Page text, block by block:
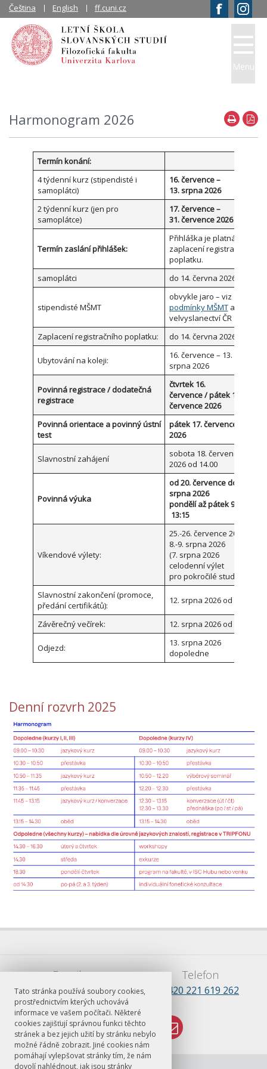
Tato stránka používá soubory cookies,
prostřednictvím kterých uchovává
informace ve vašem počítači. Některé
cookies zajišťují správnou funkci těchto
stránek a bez jejich užití by stránku nebylo
možné řádně zobrazit. Jiné cookies nám
pomáhají vylepšovat stránky tím, že nám
dovolí nahlédnout, jak jsou stránky
Harmonogram 2026
Termín konání:
4 týdenní kurz (stipendisté i
samoplátci)
16. července –
13. srpna 2026
2 týdenní kurz (jen pro
samoplátce)
17. července –
31. července 2026
Termín zaslání přihlášek:
Přihláška je platná po
zaplacení registračního
poplatku.
samoplátci
do 14. června 2026
stipendisté MŠMT
obvykle jaro – viz
podmínky MŠMTa
velvyslanectví ČR
Zaplacení registračního poplatku:
do 14. června 2026
Ubytování na koleji:
16. července – 13.
srpna 2026
Povinná registrace / dodatečná
registrace
čtvrtek 16.
července / pátek 17.
července 2026
Povinná orientace a povinný ústní
test
pátek 17. července
2026
Slavnostní zahájení
sobota 18. července
2026 od 14.00
Povinná výuka
od 20. července do 12.
srpna 2026
pondělí až pátek 9:00 –
13:15
Víkendové výlety:
25.-26. července 2026
8.-9. srpna 2026
(7. srpna 2026
celodenní výlet
pro pokročilé studenty)
Slavnostní zakončení (promoce,
předání certifikátů):
12. srpna 2026 od 15:00
Závěrečný večírek: 12. srpna 2026 od 18:00
Odjezd:
13. srpna 2026
dopoledne
Denní rozvrh 2025
Menu
Čeština English ff.cuni.cz
E-mail
lsss.praha@ff.cuni.cz
Telefon
+420 221 619 262